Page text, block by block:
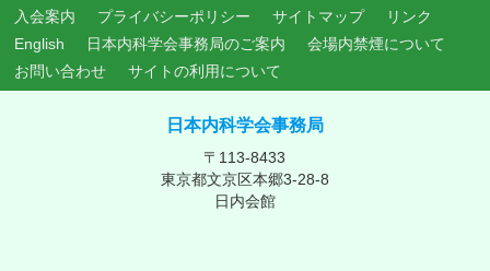
入会案内 プライバシーポリシー サイトマップ
リンク
English
日本内科学会事務局のご案内
会場内禁煙について
お問い合わせ
サイトの利用について
日本内科学会事務局
〒113-8433
東京都文京区本郷3-28-8
日内会館